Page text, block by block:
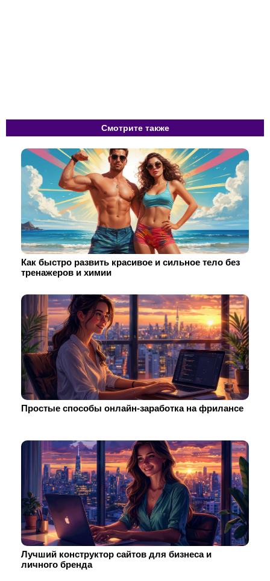
Смотрите также
Как быстро развить красивое и сильное тело без
тренажеров и химии
Простые способы онлайн-заработка на фрилансе
Лучший конструктор сайтов для бизнеса и
личного бренда